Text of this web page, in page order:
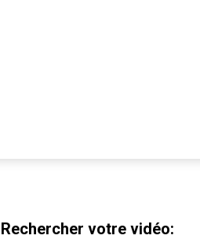
Rechercher votre vidéo: